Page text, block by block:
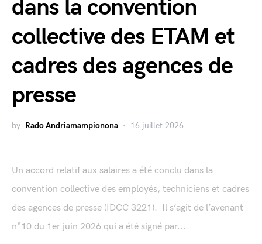
dans la convention
collective des ETAM et
cadres des agences de
presse
by Rado Andriamampionona 16 juillet 2026
Un accord relatif aux salaires a été conclu dans la
convention collective des employés, techniciens et cadres
des agences de presse (IDCC 3221). Il s’agit de l’avenant
n°10 du 1er juin 2026 qui a été signé par...